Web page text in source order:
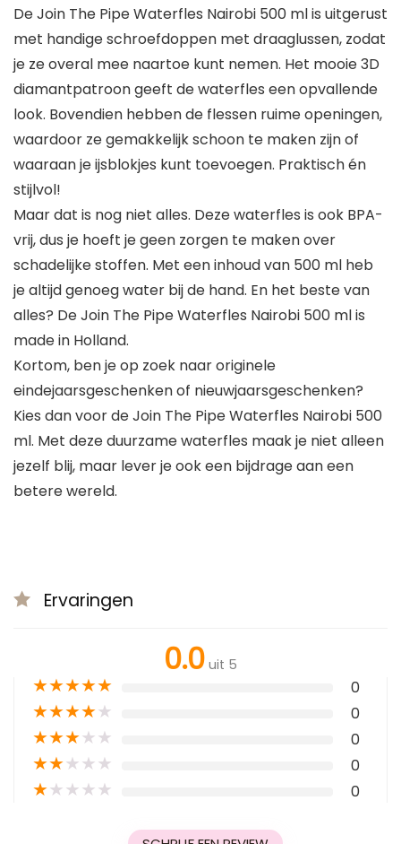
De Join The Pipe Waterfles Nairobi 500 ml is uitgerust
met handige schroefdoppen met draaglussen, zodat
je ze overal mee naartoe kunt nemen. Het mooie 3D
diamantpatroon geeft de waterfles een opvallende
look. Bovendien hebben de flessen ruime openingen,
waardoor ze gemakkelijk schoon te maken zijn of
waaraan je ijsblokjes kunt toevoegen. Praktisch én
stijlvol!
Maar dat is nog niet alles. Deze waterfles is ook BPA-
vrij, dus je hoeft je geen zorgen te maken over
schadelijke stoffen. Met een inhoud van 500 ml heb
je altijd genoeg water bij de hand. En het beste van
alles? De Join The Pipe Waterfles Nairobi 500 ml is
made in Holland.
Kortom, ben je op zoek naar originele
eindejaarsgeschenken of nieuwjaarsgeschenken?
Kies dan voor de Join The Pipe Waterfles Nairobi 500
ml. Met deze duurzame waterfles maak je niet alleen
jezelf blij, maar lever je ook een bijdrage aan een
betere wereld.
Ervaringen
0.0 uit 5
★★★★★ 0
★★★★★ 0
★★★★★ 0
★★★★★ 0
★★★★★ 0